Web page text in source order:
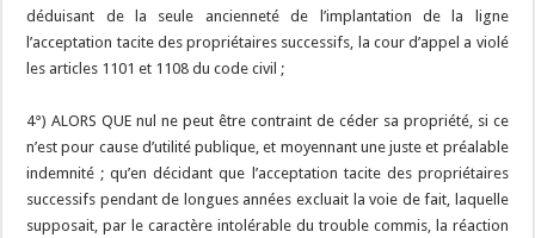
déduisant de la seule ancienneté de l’implantation de la ligne
l’acceptation tacite des propriétaires successifs, la cour d’appel a violé
les articles 1101 et 1108 du code civil ;
4°) ALORS QUE nul ne peut être contraint de céder sa propriété, si ce
n’est pour cause d’utilité publique, et moyennant une juste et préalable
indemnité ; qu’en décidant que l’acceptation tacite des propriétaires
successifs pendant de longues années excluait la voie de fait, laquelle
supposait, par le caractère intolérable du trouble commis, la réaction